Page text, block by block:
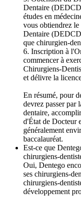
Dentaire
études en
vous obtiendrez
Dentaire
que chirurgien-
6. Inscription à
commencer à
Chirurgiens-
et délivre la
En résumé, pour
devrez passer par
dentaire,
d'État de Docteur
généralement
baccalauréat.
Est-ce que
chirurgiens-
Oui, Dentego
ses chirurgiens-
chirurgiens-
développement